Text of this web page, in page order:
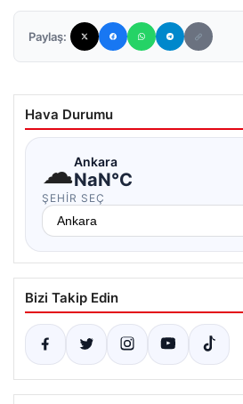
Paylaş:
Hava Durumu
☁Ankara
NaN°C
ŞEHIR SEÇ
Bizi Takip Edin